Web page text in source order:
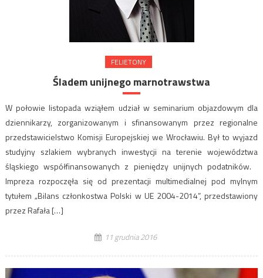
FELIETONY
Śladem unijnego marnotrawstwa
W połowie listopada wziąłem udział w seminarium objazdowym dla
dziennikarzy, zorganizowanym i sfinansowanym przez regionalne
przedstawicielstwo Komisji Europejskiej we Wrocławiu. Był to wyjazd
studyjny szlakiem wybranych inwestycji na terenie województwa
śląskiego współfinansowanych z pieniędzy unijnych podatników.
Impreza rozpoczęła się od prezentacji multimedialnej pod mylnym
tytułem „Bilans członkostwa Polski w UE 2004-2014”, przedstawiony
przez Rafała […]
11 grudnia 2016